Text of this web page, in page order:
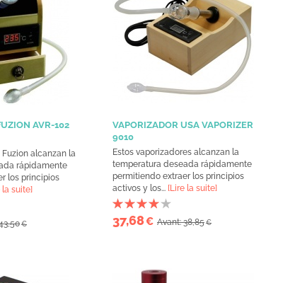
AVR-102
alcanzan la
rápidamente
los principios
la suite]
€
VAPORIZADOR USA VAPORIZER
9010
Estos vaporizadores alcanzan la
temperatura deseada rápidamente
permitiendo extraer los principios
activos y los... [Lire la suite]
37,68€ Avant: 38,85€